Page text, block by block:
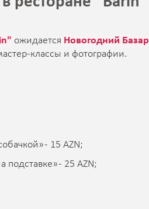
ожидается Новогодний Базар
классы и фотографии.
- 15 AZN;
- 25 AZN;